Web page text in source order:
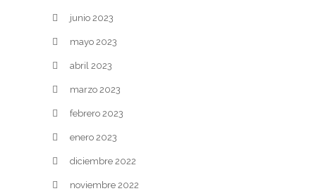
junio 2023
mayo 2023
abril 2023
marzo 2023
febrero 2023
enero 2023
diciembre 2022
noviembre 2022